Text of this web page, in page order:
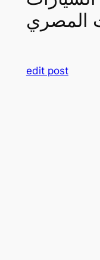
المصري
edit post